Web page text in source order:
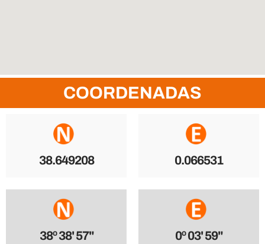
COORDENADAS
38.649208 0.066531
38º 38' 57" 0º 03' 59"